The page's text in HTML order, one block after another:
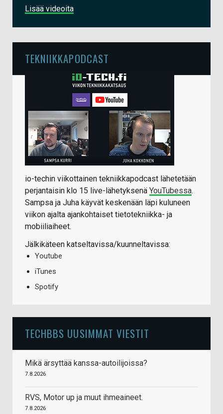
Lisää videoita
TEKNIIKKAPODCAST
io-techin viikottainen tekniikkapodcast lähetetään
perjantaisin klo 15 live-lähetyksenä YouTubessa.
Sampsa ja Juha käyvät keskenään läpi kuluneen
viikon ajalta ajankohtaiset tietotekniikka- ja
mobiiliaiheet.
Jälkikäteen katseltavissa/kuunneltavissa:
Youtube
iTunes
Spotify
TECHBBS UUSIMMAT VIESTIT
Mikä ärsyttää kanssa-autoilijoissa?
7.8.2026
RVS, Motor up ja muut ihmeaineet.
7.8.2026